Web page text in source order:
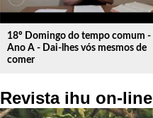
18º Domingo do tempo comum -
Ano A - Dai-lhes vós mesmos de
comer
Revista ihu on-line